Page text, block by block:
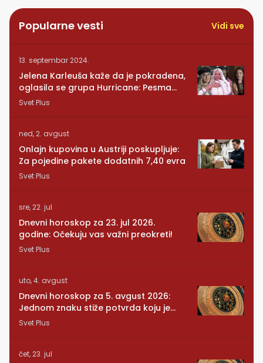
Popularne vesti Vidi sve
13. septembar 2024.
Jelena Karleuša kaže da je pokradena,
oglasila se grupa Hurricane: Pesma
RUNDE je naša!
Svet Plus
ned, 2. avgust
Onlajn kupovina u Austriji poskupljuje:
Za pojedine pakete dodatnih 7,40 evra
Svet Plus
sre, 22. jul
Dnevni horoskop za 23. jul 2026.
godine: Očekuju vas važni preokreti!
Svet Plus
uto, 4. avgust
Dnevni horoskop za 5. avgust 2026:
Jednom znaku stiže potvrda koju je
dugo čekao
Svet Plus
čet, 23. jul